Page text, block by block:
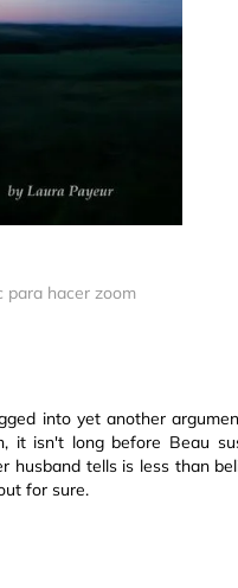
para hacer zoom
into yet another
it isn't long before Beau
husband tells is less than
for sure.